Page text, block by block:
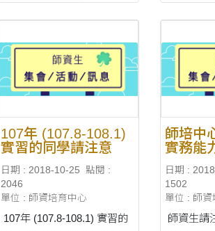
明辦理，請查照。 詳情請見
附檔，謝謝！
107年 (107.8-108.1)
實習的同學請注意
日期 : 2018-10-25
點閱 :
2046
單位 : 師資培育中心
107年 (107.8-108.1) 實習的
師培中
實務能
檢定實
日期 :
1502
單位 : 師資
師資生請注意：